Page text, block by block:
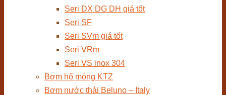
Seri DX DG DH giá tốt
Seri SF
Seri SVm giá tốt
Seri VRm
Seri VS inox 304
Bơm hố móng KTZ
Bơm nước thải Beluno – Italy